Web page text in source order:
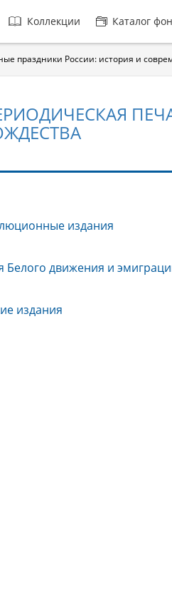
Главная
навигация
Коллекции Каталог
праздники России: история и
издания
Белого движения и
издания